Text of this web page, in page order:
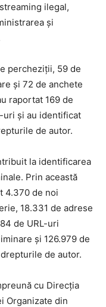
ilegal,
și
percheziții, 59 de
și 72 de anchete
raportat 169 de
uri și au identificat
de autor.
la identificarea
Prin această
4.370 de noi
18.331 de adrese
de URL-uri
și 126.979 de
de autor.
cu Direcția
Organizate din